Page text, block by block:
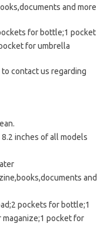
and more
for bottle;1 pocket
for umbrella
contact us regarding
inches of all models
and
pockets for bottle;1
pocket for